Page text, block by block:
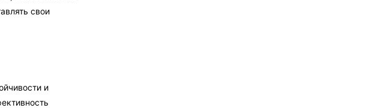
свои
и